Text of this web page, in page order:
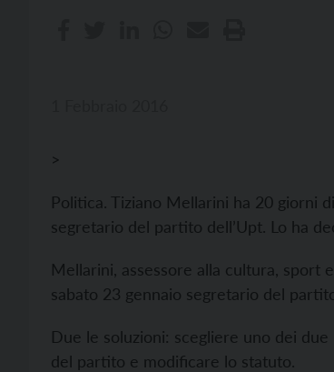
>
Politica. Tiziano Mellarini ha 20 giorni
segretario del partito dell’Upt. Lo ha
Mellarini, assessore alla cultura, sport
sabato 23 gennaio segretario del
Due le soluzioni: scegliere uno dei due
del partito e modificare lo statuto.